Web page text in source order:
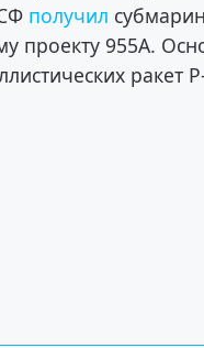
получил
проекту 955А.
ракет